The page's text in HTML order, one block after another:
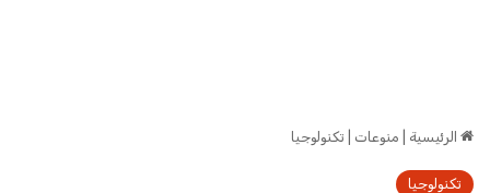
الرئيسية منوعات تكنولوجيا
تكنولوجيا